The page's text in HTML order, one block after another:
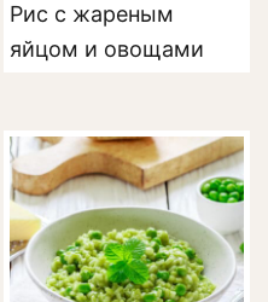
Рис с жареным
яйцом и овощами